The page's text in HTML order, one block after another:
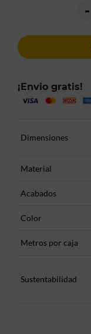
-
¡Envio gratis!
Dimensiones
Material
Acabados
Color
Metros por caja
Sustentabilidad